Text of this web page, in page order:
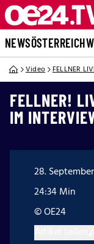
NEWSÖSTERREICH
Video FELLNER
FELLNER!
IM
28.
24:34 Min
© OE24